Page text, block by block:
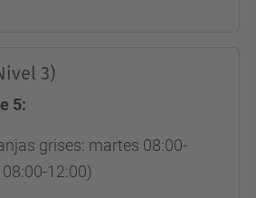
3)
5:
grises: martes 08:00-
12:00)